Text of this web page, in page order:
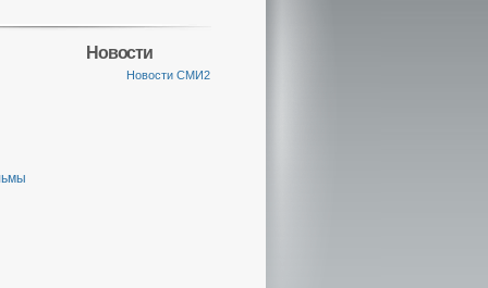
Новости
Новости СМИ2